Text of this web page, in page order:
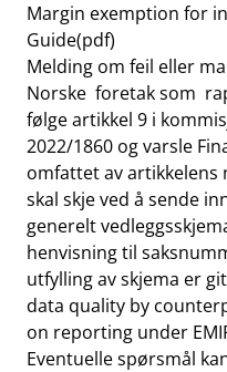
Margin exemption for
Guide(pdf)
Melding om feil eller
Norske foretak som
følge artikkel 9 i
2022/1860 og varsle
omfattet av artikkelens
skal skje ved å sende
generelt
henvisning til
utfylling av skjema er
data quality by
on reporting under
Eventuelle spørsmål